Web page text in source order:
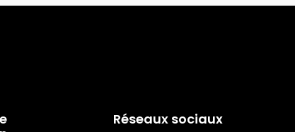
Réseaux sociaux